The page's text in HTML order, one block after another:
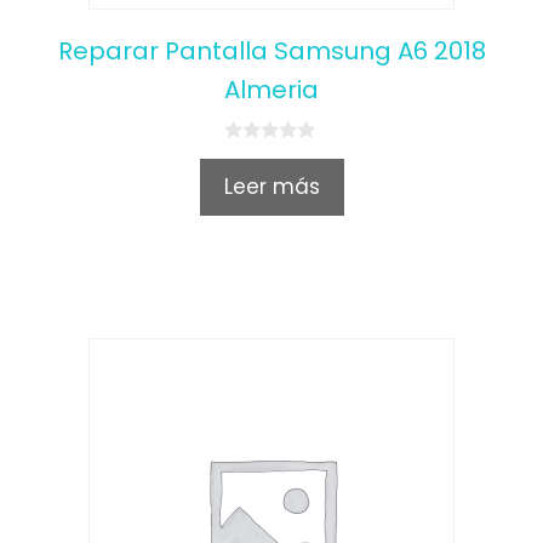
Reparar Pantalla Samsung A6 2018
Almeria
0
u
Leer más